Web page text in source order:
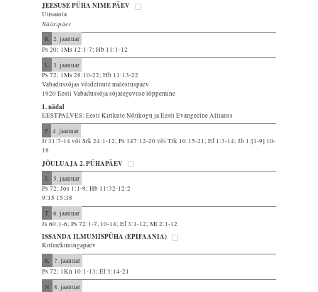
JEESUSE PÜHA NIME PÄEV
Uusaasta
Nääripäev
R 2. jaanuar
Ps 20; 1Ms 12:1-7; Hb 11:1-12
L
3. jaanuar
Ps 72; 1Ms 28:10-22; Hb 11:13-22
Vabadussõjas võidelnute mälestuspäev
1920 Eesti Vabadussõja sõjategevuse lõppemine
1. nädal
EESTPALVES: Eesti Kirikute Nõukogu ja Eesti Evangeelne Allianss
P 4. jaanuar
Jr 31:7-14 või Srk 24:1-12; Ps 147:12-20 või Trk 10:15-21; Ef 1:3-14; Jh 1:[1-9] 10-
18
JÕULUAJA 2. PÜHAPÄEV
E 5. jaanuar
Ps 72; Jos 1:1-9; Hb 11:32-12:2
9:15 15:38
T 6. jaanuar
Js 60:1-6; Ps 72:1-7, 10-14; Ef 3:1-12; Mt 2:1-12
ISSANDA ILMUMISPÜHA (EPIFAANIA)
Kolmekuningapäev
K 7. jaanuar
Ps 72; 1Kn 10:1-13; Ef 3:14-21
N 8. jaanuar